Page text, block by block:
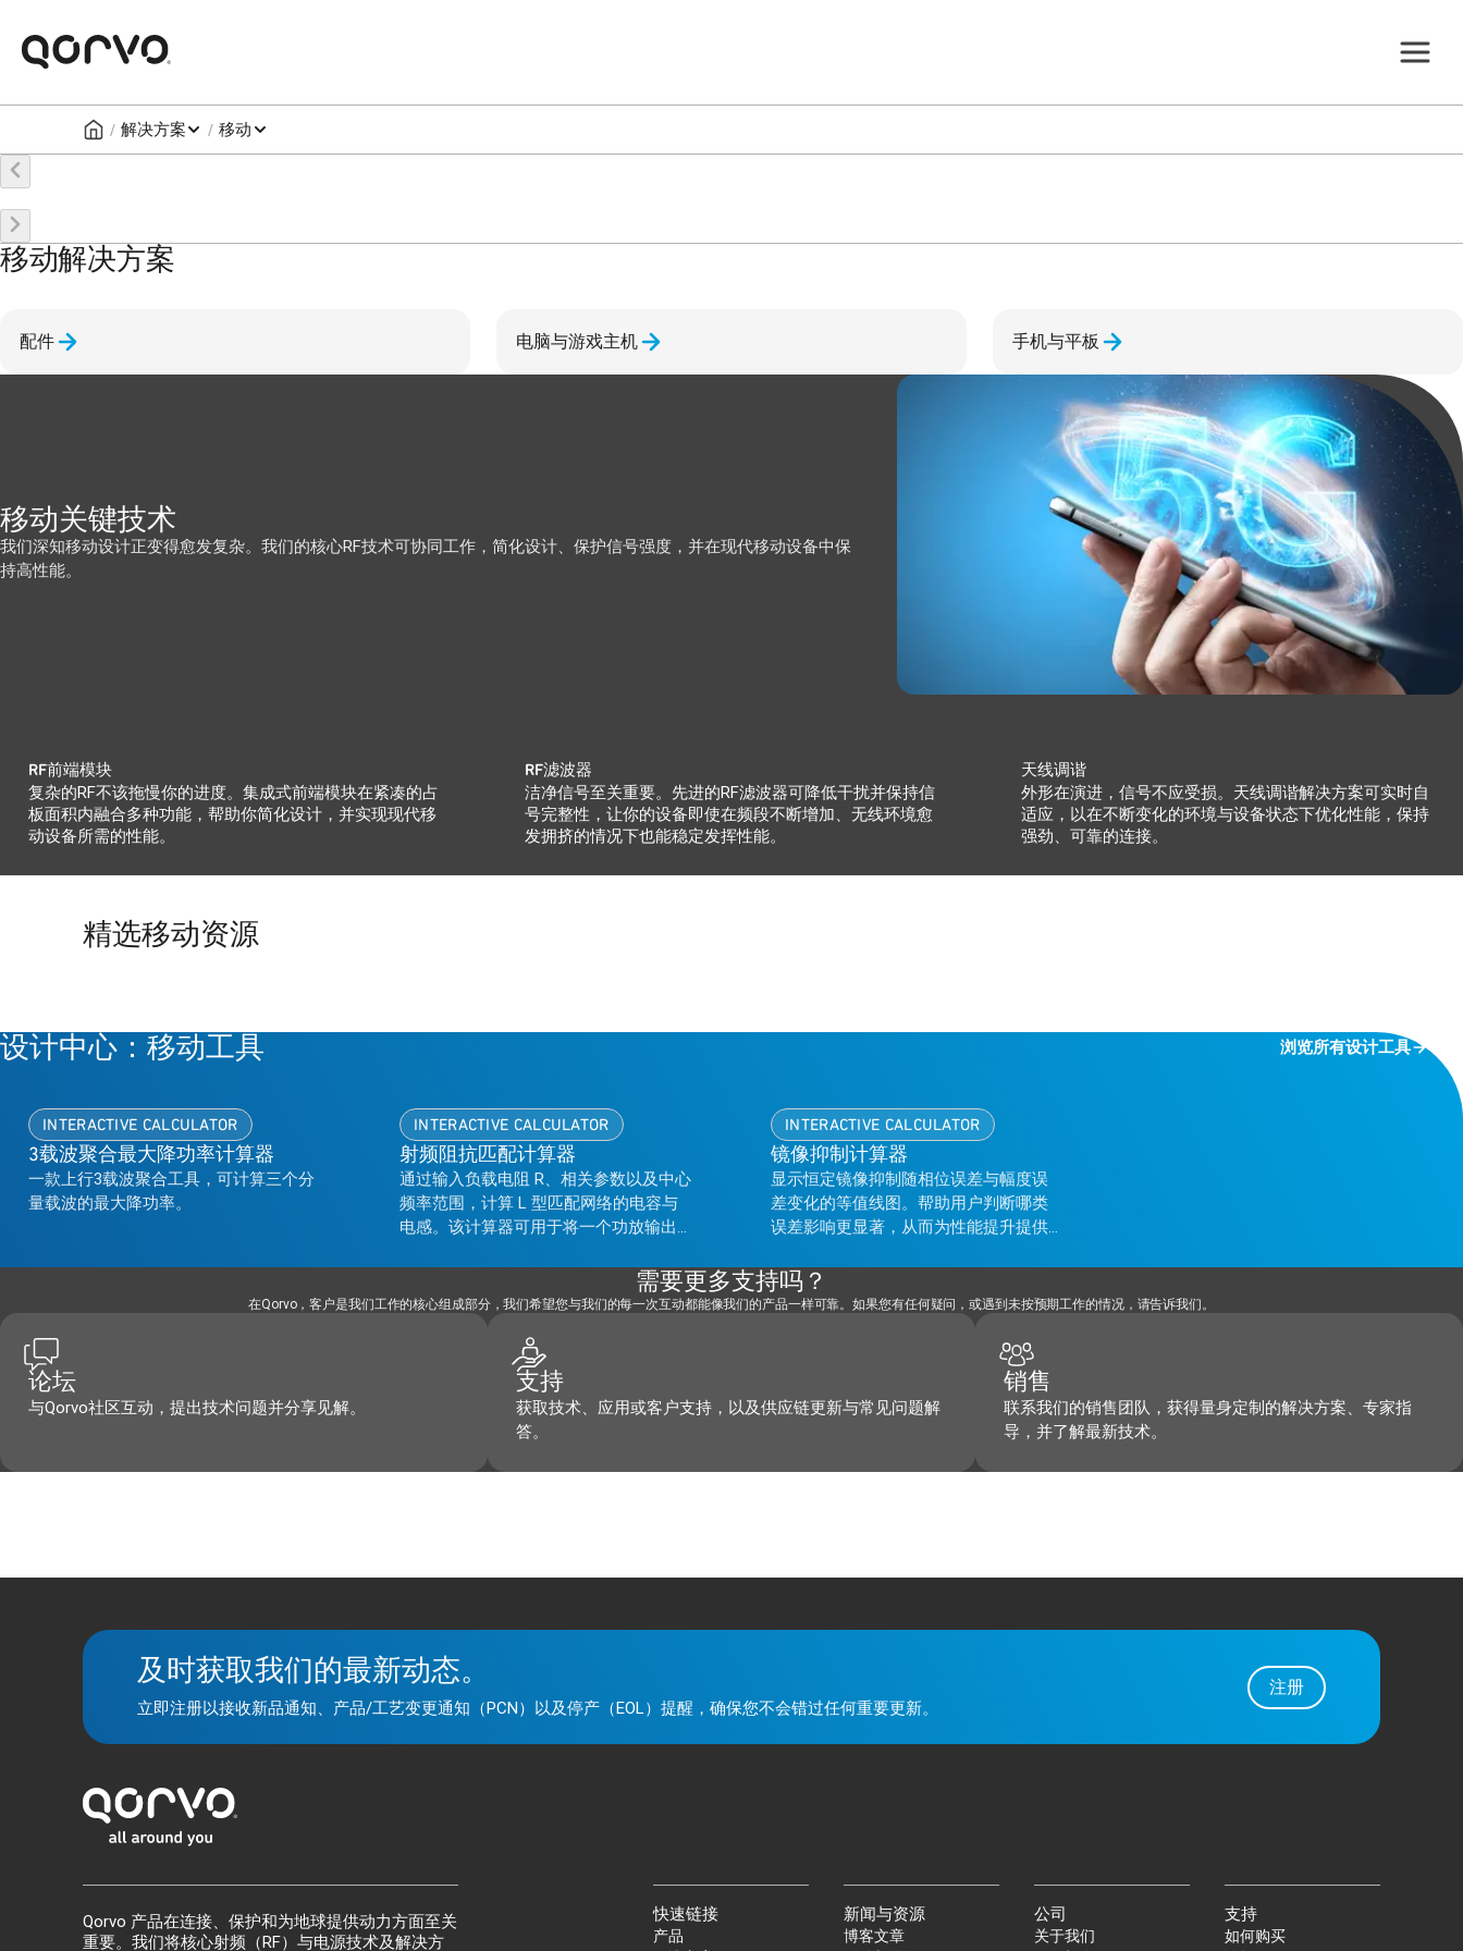
/ 解决方案 / 移动
移动解决方案
配件 电脑与游戏主机 手机与平板
移动关键技术
我们深知移动设计正变得愈发复杂。我们的核心RF技术可协同工作，简化设计、保护信号强度，并在现代移动设备中保
持高性能。
RF前端模块
复杂的RF不该拖慢你的进度。集成式前端模块在紧凑的占
板面积内融合多种功能，帮助你简化设计，并实现现代移
动设备所需的性能。
RF滤波器
洁净信号至关重要。先进的RF滤波器可降低干扰并保持信
号完整性，让你的设备即使在频段不断增加、无线环境愈
发拥挤的情况下也能稳定发挥性能。
天线调谐
外形在演进，信号不应受损。天线调谐解决方案可实时自
适应，以在不断变化的环境与设备状态下优化性能，保持
强劲、可靠的连接。
精选移动资源
设计中心：移动工具 浏览所有设计工具
INTERACTIVE CALCULATOR
3载波聚合最大降功率计算器
一款上行3载波聚合工具，可计算三个分
量载波的最大降功率。
INTERACTIVE CALCULATOR
射频阻抗匹配计算器
通过输入负载电阻 R、相关参数以及中心
频率范围，计算 L 型匹配网络的电容与
电感。该计算器可用于将一个功放输出
INTERACTIVE CALCULATOR
镜像抑制计算器
显示恒定镜像抑制随相位误差与幅度误
差变化的等值线图。帮助用户判断哪类
误差影响更显著，从而为性能提升提供
需要更多支持吗？
在Qorvo，客户是我们工作的核心组成部分，我们希望您与我们的每一次互动都能像我们的产品一样可靠。如果您有任何疑问，或遇到未按预期工作的情况，请告诉我们。
论坛
与Qorvo社区互动，提出技术问题并分享见解。
支持
获取技术、应用或客户支持，以及供应链更新与常见问题解
答。
销售
联系我们的销售团队，获得量身定制的解决方案、专家指
导，并了解最新技术。
及时获取我们的最新动态。
立即注册以接收新品通知、产品/工艺变更通知（PCN）以及停产（EOL）提醒，确保您不会错过任何重要更新。
注册
Qorvo 产品在连接、保护和为地球提供动力方面至关
重要。我们将核心射频（RF）与电源技术及解决方
快速链接
产品
新闻与资源
博客文章
公司
关于我们
支持
如何购买